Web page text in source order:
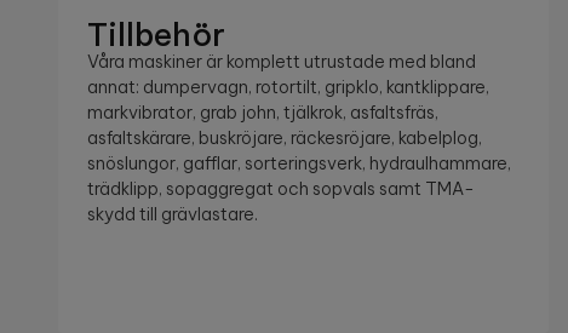
Tillbehör
Våra maskiner är komplett utrustade med bland
annat: dumpervagn, rotortilt, gripklo, kantklippare,
markvibrator, grab john, tjälkrok, asfaltsfräs,
asfaltskärare, buskröjare, räckesröjare, kabelplog,
snöslungor, gafflar, sorteringsverk, hydraulhammare,
trädklipp, sopaggregat och sopvals samt TMA-
skydd till grävlastare.